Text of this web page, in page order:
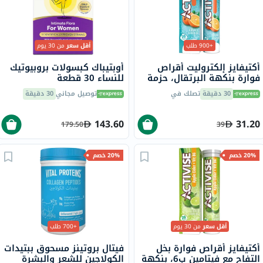
+900 طلب
أكتيفايز إلكتروليت أقراص
فوارة بنكهة البرتقال، حزمة
من 20 30 دقيقة تصلك في
31.20
39
أقل سعرمن 30 يوم
أوبتيباك كبسولات بروبيوتيك
للنساء 30 قطعة
توصيل مجاني30 دقيقة
143.60
179.50
20% خصم
أقل سعرمن 30 يوم
أكتيفايز أقراص فوارة بخل
التفاح مع فيتامين ب6، بنكهة
20% خصم
+700 طلب
فيتال بروتينز مسحوق ببتيدات
الكولاجين للشعر والبشرة